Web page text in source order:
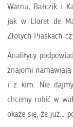
Warna, Bałczik i
jak w Lloret de
Złotych Piaskach
Analitycy
znajomi
i z kim. Nie
chcemy robić w
okaże się, że już…